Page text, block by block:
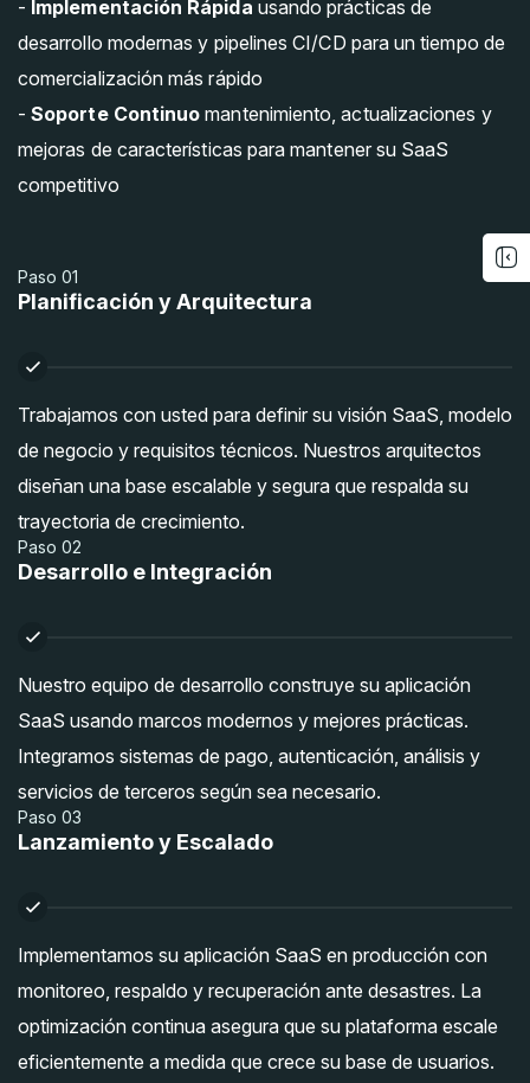
- Implementación Rápida usando prácticas de
desarrollo modernas y pipelines CI/CD para un tiempo de
comercialización más rápido
-Soporte Continuo mantenimiento, actualizaciones y
mejoras de características para mantener su SaaS
competitivo
Paso 01
Planificación y Arquitectura
Trabajamos con usted para definir su visión SaaS, modelo
de negocio y requisitos técnicos. Nuestros arquitectos
diseñan una base escalable y segura que respalda su
trayectoria de crecimiento.
Paso 02
Desarrollo e Integración
Nuestro equipo de desarrollo construye su aplicación
SaaS usando marcos modernos y mejores prácticas.
Integramos sistemas de pago, autenticación, análisis y
servicios de terceros según sea necesario.
Paso 03
Lanzamiento y Escalado
Implementamos su aplicación SaaS en producción con
monitoreo, respaldo y recuperación ante desastres. La
optimización continua asegura que su plataforma escale
eficientemente a medida que crece su base de usuarios.